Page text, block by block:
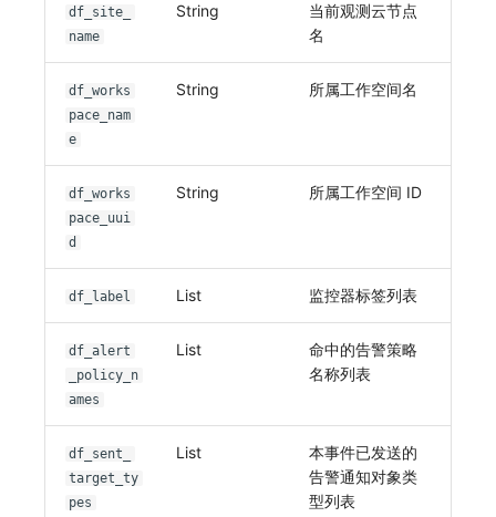
df_site_
name
String
当前观测云节点
名
df_works
pace_nam
e
String 所属工作空间名
df_works
pace_uui
d
String 所属工作空间 ID
df_label List 监控器标签列表
df_alert
_policy_n
ames
List
命中的告警策略
名称列表
df_sent_
target_ty
pes
List
本事件已发送的
告警通知对象类
型列表